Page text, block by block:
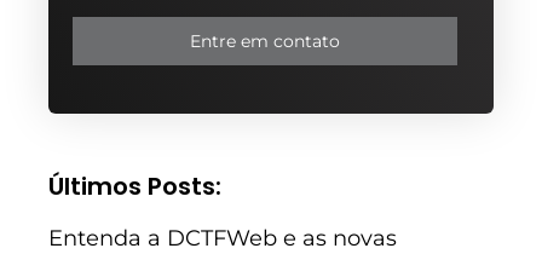
Entre em contato
Últimos Posts:
Entenda a DCTFWeb e as novas